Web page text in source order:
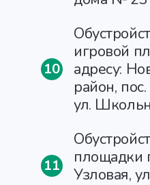
10
игровой
адресу:
район,
ул.
11
площадки
Узловая,